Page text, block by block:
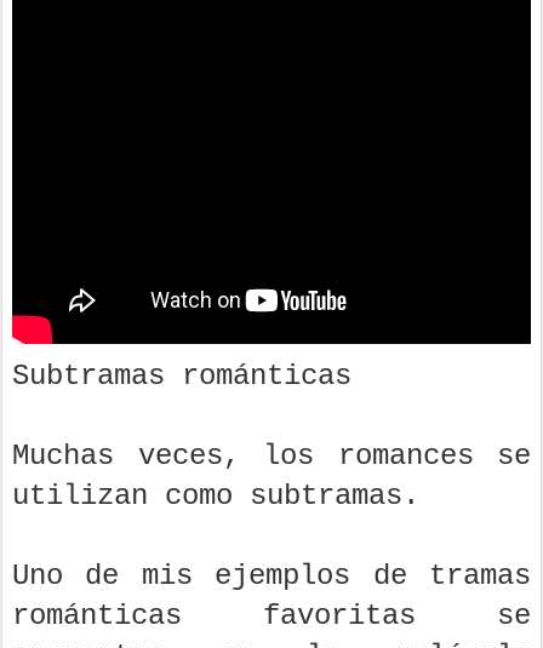
Subtramas románticas
Muchas veces, los romances se
utilizan como subtramas.
Uno de mis ejemplos de tramas
románticas favoritas se